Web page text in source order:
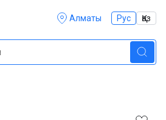
Алматы Рус Қаз